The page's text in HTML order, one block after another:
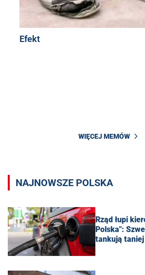
Efekt
WIĘCEJ MEMÓW
NAJNOWSZE POLSKA
Rząd łupi
Polska":
tankują taniej